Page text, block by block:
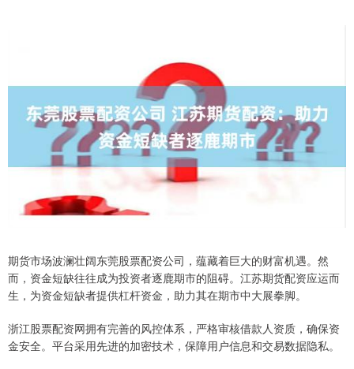
期货市场波澜壮阔东莞股票配资公司，蕴藏着巨大的财富机遇。然
而，资金短缺往往成为投资者逐鹿期市的阻碍。江苏期货配资应运而
生，为资金短缺者提供杠杆资金，助力其在期市中大展拳脚。
浙江股票配资网拥有完善的风控体系，严格审核借款人资质，确保资
金安全。平台采用先进的加密技术，保障用户信息和交易数据隐私。